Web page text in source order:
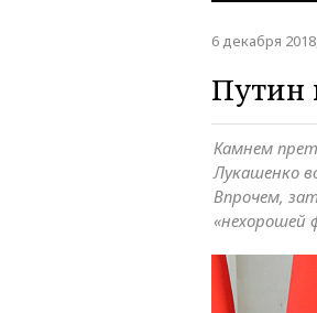
6 декабря
Путин
Камнем
Лукашенко
Впрочем,